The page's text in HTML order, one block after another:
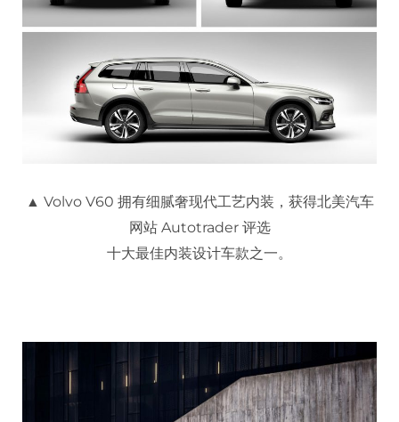
▲ Volvo V60 拥有细腻奢现代工艺内装，获得北美汽车
网站 Autotrader 评选
十大最佳内装设计车款之一。